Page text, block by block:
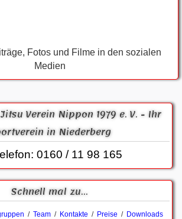
Fotos und Filme in den sozialen
Medien
Verein Nippon 1979 e. V. - Ihr
in Niederberg
0160 / 11 98 165
Schnell mal zu...
/ Team/ Kontakte / Preise / Downloads